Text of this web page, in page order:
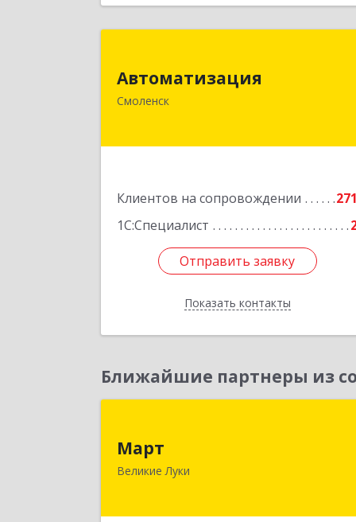
Автоматизация
Смоленск
Клиентов на сопровождении
271
1С:Специалист
Отправить заявку
Показать контакты
214019, Смоленская обл, Смоленск г,
Марии Октябрьской ул, дом № 16,
Отправить заявку
Назад
Ближайшие партнеры из
Март
Великие Луки
182113, Псковская обл, Великие Луки
г, Ботвина ул, дом № 17 А, пом.1003